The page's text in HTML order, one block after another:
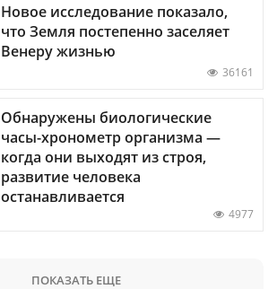
Новое исследование показало,
что Земля постепенно заселяет
Венеру жизнью
36161
Обнаружены биологические
часы-хронометр организма —
когда они выходят из строя,
развитие человека
останавливается
4977
ПОКАЗАТЬ ЕЩЕ